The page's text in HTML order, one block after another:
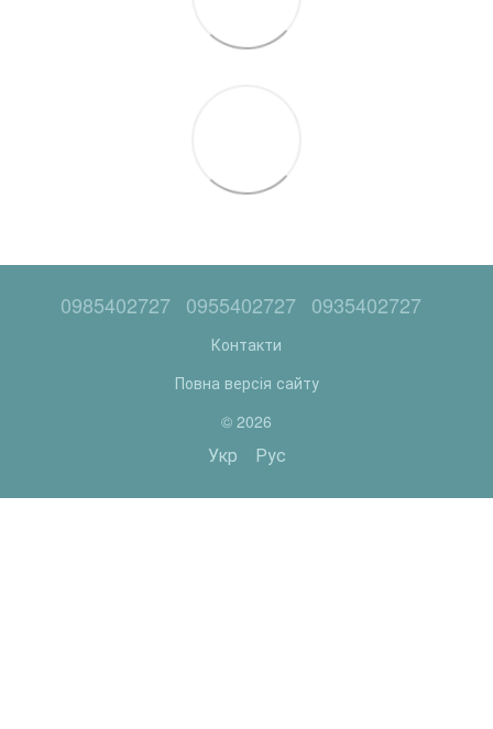
0985402727 0955402727 0935402727
Контакти
Повна версія сайту
© 2026
Укр Рус